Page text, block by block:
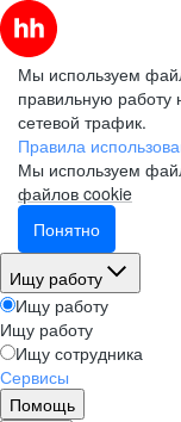
Мы используем
правильную работу
сетевой трафик.
Правила
Мы используем
файлов cookie
Понятно
Ищу работу
Ищу работу
Ищу работу
Ищу сотрудника
Сервисы
Помощь